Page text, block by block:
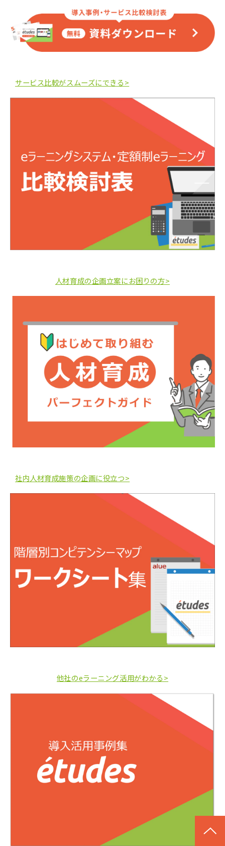
サービス比較がスムーズにできる>
人材育成の企画立案にお困りの方>
社内人材育成施策の企画に役立つ>
他社のeラーニング活用がわかる>